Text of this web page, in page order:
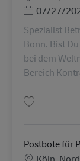
Posted Date
07/27/
Spezialist
Bonn. Bist
bei dem
Bereich
Postbote für
Lokation